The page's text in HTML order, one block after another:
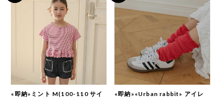
«即納»ミント M(100-110 サイ
«即納»«Urban rabbit» アイレ